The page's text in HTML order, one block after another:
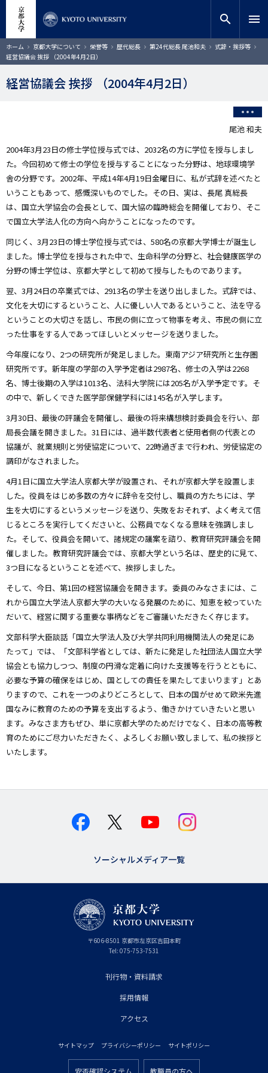
コ
ン
テ
ン
ツ
サイト内検索
検索
search menu
ホーム 京都大学について 栄誉等 歴代総長 第24代総長 尾池和夫
式辞・挨拶等
経営協議会 挨拶 （2004年4月2日）
経営協議会 挨拶 （2004年4月2日）
尾池 和夫
2004年3月23日の修士学位授与式では、2032名の方に学位を授与しまし
た。今回初めて修士の学位を授与することになった分野は、地球環境学
舎の分野です。2002年、平成14年4月19日金曜日に、私が式辞を述べたと
いうこともあって、感慨深いものでした。その日、実は、長尾 真総長
は、国立大学協会の会長として、国大協の臨時総会を開催しており、そこ
で国立大学法人化の方向へ向かうことになったのです。
同じく、3月23日の博士学位授与式では、580名の京都大学博士が誕生し
ました。博士学位を授与された中で、生命科学の分野と、社会健康医学の
分野の博士学位は、京都大学として初めて授与したものであります。
翌、3月24日の卒業式では、2913名の学士を送り出しました。式辞では、
文化を大切にするということ、人に優しい人であるということ、法を守る
ということの大切さを話し、市民の側に立って物事を考え、市民の側に立
った仕事をする人であってほしいとメッセージを送りました。
今年度になり、2つの研究所が発足しました。東南アジア研究所と生存圏
研究所です。新年度の学部の入学予定者は2987名、修士の入学は2268
名、博士後期の入学は1013名、法科大学院には205名が入学予定です。そ
の中で、新しくできた医学部保健学科には145名が入学します。
3月30日、最後の評議会を開催し、最後の将来構想検討委員会を行い、部
局長会議を開きました。31日には、過半数代表者と使用者側の代表との
協議が、就業規則と労使協定について、22時過ぎまで行われ、労使協定の
調印がなされました。
4月1日に国立大学法人京都大学が設置され、それが京都大学を設置しま
した。役員をはじめ多数の方々に辞令を交付し、職員の方たちには、学
生を大切にするというメッセージを送り、失敗をおそれず、よく考えて信
じるところを実行してくださいと、公務員でなくなる意味を強調しまし
た。そして、役員会を開いて、諸規定の議案を諮り、教育研究評議会を開
催しました。教育研究評議会では、京都大学という名は、歴史的に見て、
3つ目になるということを述べて、挨拶しました。
そして、今日、第1回の経営協議会を開きます。委員のみなさまには、こ
れから国立大学法人京都大学の大いなる発展のために、知恵を絞っていた
だいて、経営に関する重要な事柄などをご審議いただきたく存じます。
文部科学大臣談話「国立大学法人及び大学共同利用機関法人の発足にあ
たって」では、「文部科学省としては、新たに発足した社団法人国立大学
協会とも協力しつつ、制度の円滑な定着に向けた支援等を行うとともに、
必要な予算の確保をはじめ、国としての責任を果たしてまいります」とあ
りますので、これを一つのよりどころとして、日本の国がせめて欧米先進
国なみに教育のための予算を支出するよう、働きかけていきたいと思い
ます。みなさま方もぜひ、単に京都大学のためだけでなく、日本の高等教
育のためにご尽力いただきたく、よろしくお願い致しまして、私の挨拶と
いたします。
ソーシャルメディア一覧
〒606-8501 京
都
府
京都市左京区吉田本町
Tel: 075-753-7531
刊行物・資料請求
採用情報
アクセス
サイトマップ プライバシーポリシー サイトポリシー
安否確認システム 教職員の方へ